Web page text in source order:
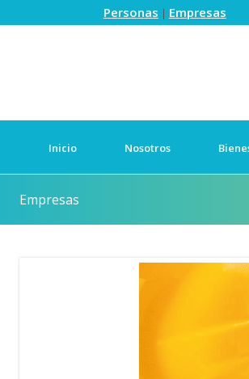
Personas | Empresas
Inicio Nosotros
Empresas